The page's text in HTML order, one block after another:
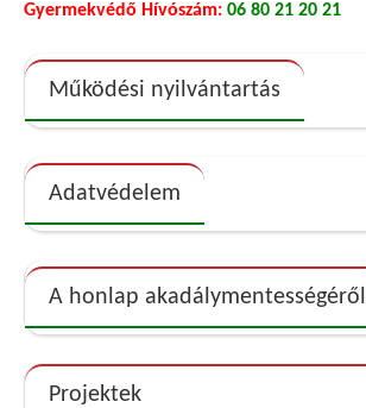
Gyermekvédő Hívószám: 06 80 21 20 21
Működési nyilvántartás
Adatvédelem
A honlap akadálymentességéről
Projektek